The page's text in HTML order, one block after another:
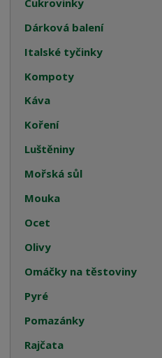
Dárková balení
Italské tyčinky
Kompoty
Káva
Koření
Luštěniny
Mořská sůl
Mouka
Ocet
Olivy
Omáčky na těstoviny
Pyré
Pomazánky
Rajčata